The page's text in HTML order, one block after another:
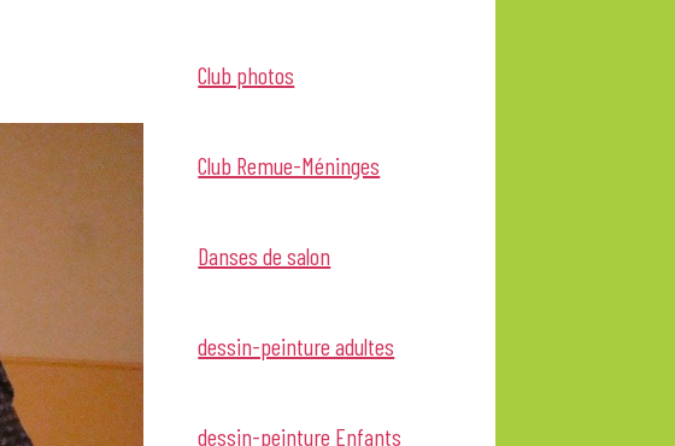
Club photos
Club Remue-Méninges
Danses de salon
dessin-peinture adultes
dessin-peinture Enfants